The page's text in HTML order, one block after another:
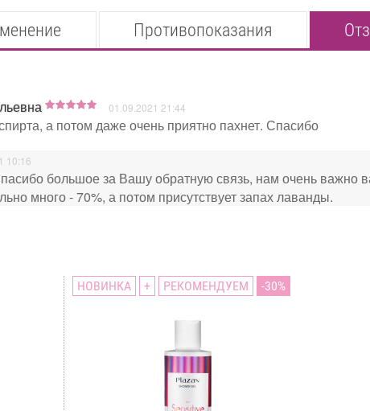
Противопоказания
01.09.2021 21:44
а потом даже очень приятно пахнет. Спасибо
10:16
большое за Вашу обратную связь, нам очень важно
много - 70%, а потом присутствует запах лаванды.
НОВИНКА + РЕКОМЕНДУЕМ 30